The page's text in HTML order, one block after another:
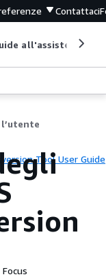
Contattaci
all'assistenza
Tool User Guide